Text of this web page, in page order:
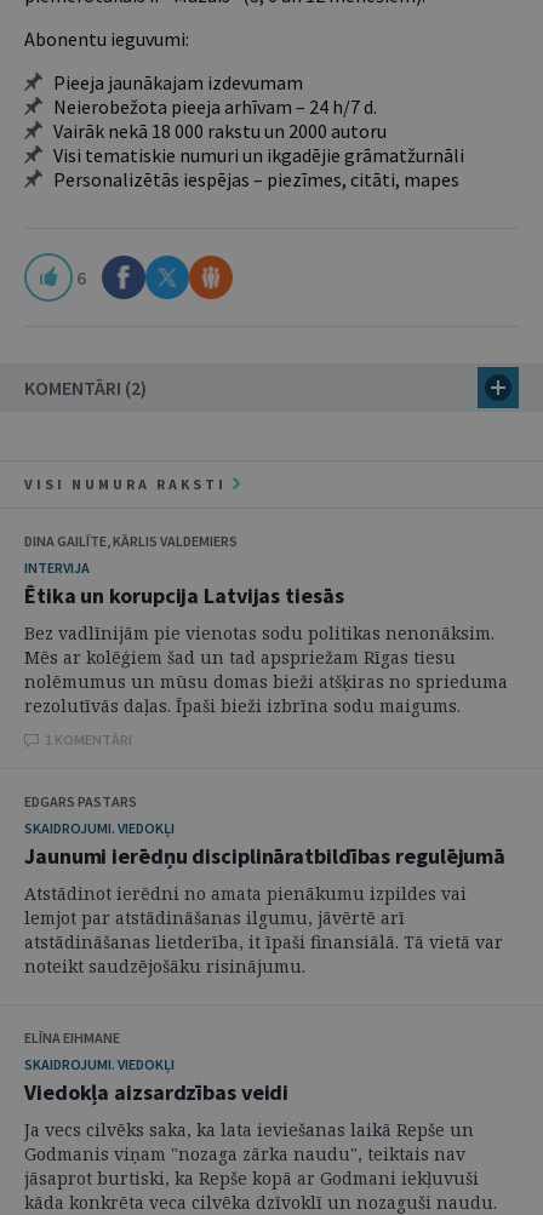
Abonentu ieguvumi:
Pieeja jaunākajam izdevumam
Neierobežota pieeja arhīvam – 24 h/7 d.
Vairāk nekā 18 000 rakstu un 2000 autoru
Visi tematiskie numuri un ikgadējie grāmatžurnāli
Personalizētās iespējas – piezīmes, citāti, mapes
6
KOMENTĀRI (2)
VISI NUMURA RAKSTI
DINA GAILĪTE, KĀRLIS VALDEMIERS
INTERVIJA
Ētika un korupcija Latvijas tiesās
Bez vadlīnijām pie vienotas sodu politikas nenonāksim.
Mēs ar kolēģiem šad un tad apspriežam Rīgas tiesu
nolēmumus un mūsu domas bieži atšķiras no sprieduma
rezolutīvās daļas. Īpaši bieži izbrīna sodu maigums.
1 KOMENTĀRI
EDGARS PASTARS
SKAIDROJUMI. VIEDOKĻI
Jaunumi ierēdņu disciplināratbildības regulējumā
Atstādinot ierēdni no amata pienākumu izpildes vai
lemjot par atstādināšanas ilgumu, jāvērtē arī
atstādināšanas lietderība, it īpaši finansiālā. Tā vietā var
noteikt saudzējošāku risinājumu.
ELĪNA EIHMANE
SKAIDROJUMI. VIEDOKĻI
Viedokļa aizsardzības veidi
Ja vecs cilvēks saka, ka lata ieviešanas laikā Repše un
Godmanis viņam "nozaga zārka naudu", teiktais nav
jāsaprot burtiski, ka Repše kopā ar Godmani iekļuvuši
kāda konkrēta veca cilvēka dzīvoklī un nozaguši naudu.